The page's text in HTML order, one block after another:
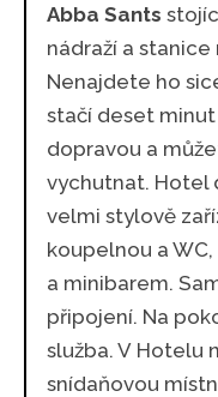
Abba Sants
nádraží a
Nenajdete ho
stačí deset
dopravou a
vychutnat. Hotel
velmi stylově
koupelnou a
a minibarem.
připojení. Na
služba. V Hotelu
snídaňovou